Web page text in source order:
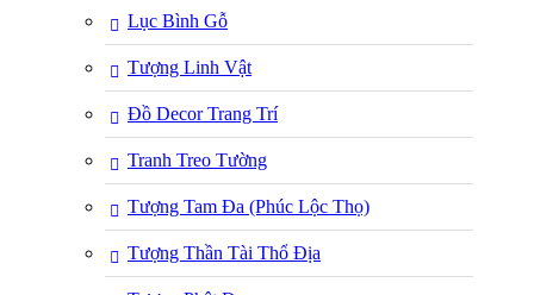
Lục Bình Gỗ
Tượng Linh Vật
Đồ Decor Trang Trí
Tranh Treo Tường
Tượng Tam Đa (Phúc Lộc Thọ)
Tượng Thần Tài Thổ Địa